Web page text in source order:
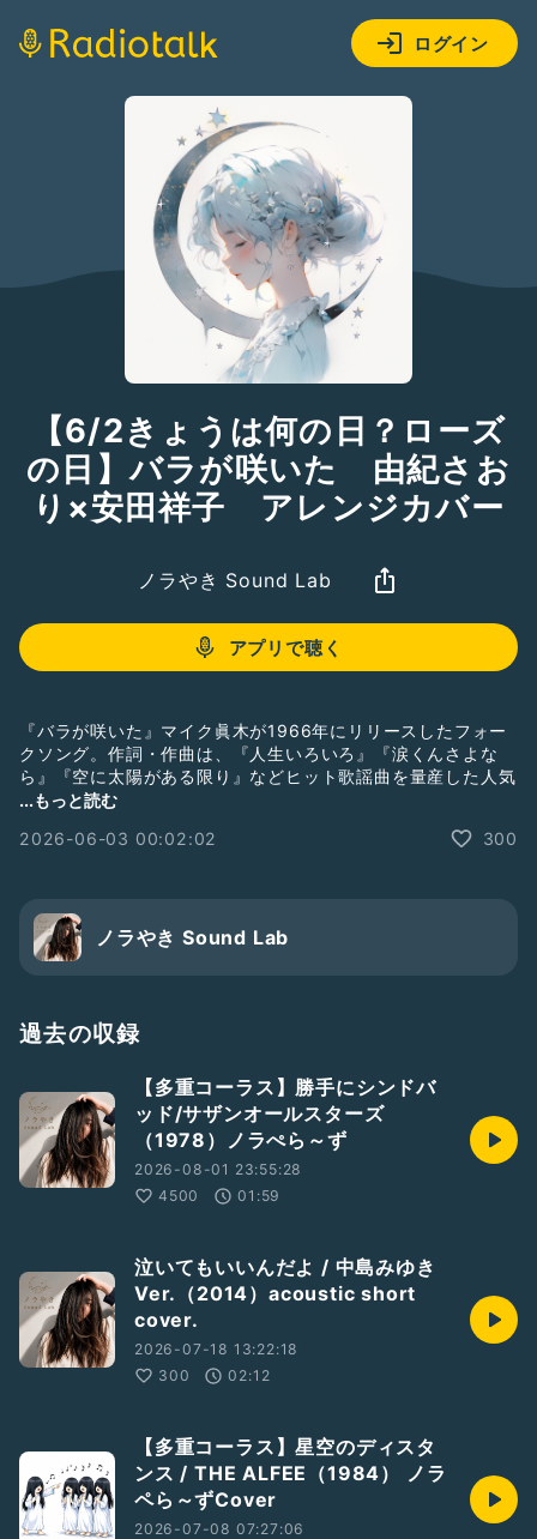
ログイン
【6/2きょうは何の日？ローズ
の日】バラが咲いた 由紀さお
り×安田祥子 アレンジカバー
ノラやき Sound Lab
アプリで聴く
『バラが咲いた』マイク眞木が1966年にリリースしたフォー
クソング。作詞・作曲は、『人生いろいろ』『涙くんさよな
ら』『空に太陽がある限り』などヒット歌謡曲を量産した人気
ソングライターの浜口 庫之助（はまぐち くらのすけ/1917-
可能な限り近づけました。
...もっと読む
2026-06-03 00:02:02
300
ノラやき Sound Lab
過去の収録
【多重コーラス】勝手にシンドバ
ッド/サザンオールスターズ
（1978）ノラぺら～ず
2026-08-01 23:55:28
4500
01:59
泣いてもいいんだよ / 中島みゆき
Ver.（2014）acoustic short
cover.
2026-07-18 13:22:18
300
02:12
【多重コーラス】星空のディスタ
ンス / THE ALFEE（1984） ノラ
ペら～ずCover
2026-07-08 07:27:06